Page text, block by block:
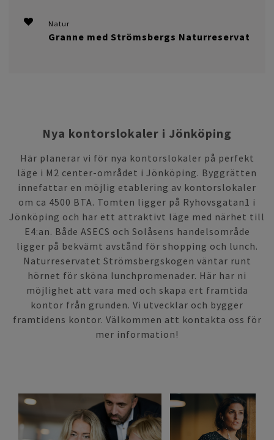
Natur
Granne med Strömsbergs Naturreservat
Nya kontorslokaler i Jönköping
Här planerar vi för nya kontorslokaler på perfekt
läge i M2 center-området i Jönköping. Byggrätten
innefattar en möjlig etablering av kontorslokaler
om ca 4500 BTA. Tomten ligger på Ryhovsgatan1 i
Jönköping och har ett attraktivt läge med närhet till
E4:an. Både ASECS och Solåsens handelsområde
ligger på bekvämt avstånd för shopping och lunch.
Naturreservatet Strömsbergskogen väntar runt
hörnet för sköna lunchpromenader. Här har ni
möjlighet att vara med och skapa ert framtida
kontor från grunden. Vi utvecklar och bygger
framtidens kontor. Välkommen att kontakta oss för
mer information!